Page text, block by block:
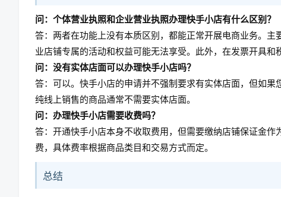
问：个体营业执照和企业营业执照办理快手小店有什么区别？
答：两者在功能上没有本质区别，都能正常开展电商业务。
业店铺专属的活动和权益可能无法享受。此外，在发票开具和
问：没有实体店面可以办理快手小店吗？
答：可以。快手小店的申请并不强制要求有实体店面，但如果
纯线上销售的商品通常不需要实体店面。
问：办理快手小店需要收费吗？
答：开通快手小店本身不收取费用，但需要缴纳店铺保证金
费，具体费率根据商品类目和交易方式而定。
总结